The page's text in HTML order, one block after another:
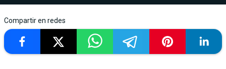
Compartir en redes